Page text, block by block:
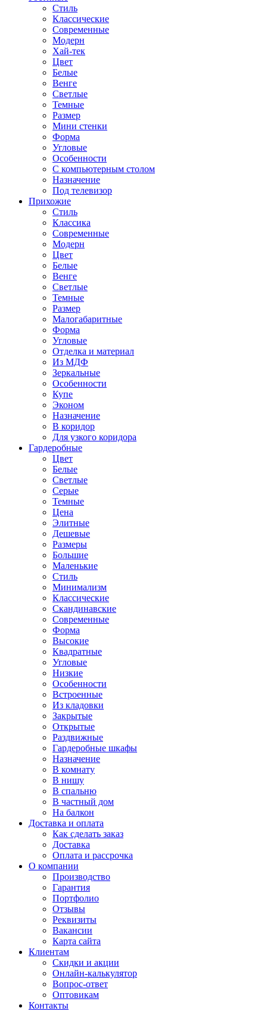
Стиль
Классические
Современные
Модерн
Хай-тек
Цвет
Белые
Венге
Светлые
Темные
Размер
Мини стенки
Форма
Угловые
Особенности
С компьютерным столом
Назначение
Под телевизор
Прихожие
Стиль
Классика
Современные
Модерн
Цвет
Белые
Венге
Светлые
Темные
Размер
Малогабаритные
Форма
Угловые
Отделка и материал
Из МДФ
Зеркальные
Особенности
Купе
Эконом
Назначение
В коридор
Для узкого коридора
Гардеробные
Цвет
Белые
Светлые
Серые
Темные
Цена
Элитные
Дешевые
Размеры
Большие
Маленькие
Стиль
Минимализм
Классические
Скандинавские
Современные
Форма
Высокие
Квадратные
Угловые
Низкие
Особенности
Встроенные
Из кладовки
Закрытые
Открытые
Раздвижные
Гардеробные шкафы
Назначение
В комнату
В нишу
В спальню
В частный дом
На балкон
Доставка и оплата
Как сделать заказ
Доставка
Оплата и рассрочка
О компании
Производство
Гарантия
Портфолио
Отзывы
Реквизиты
Вакансии
Карта сайта
Клиентам
Скидки и акции
Онлайн-калькулятор
Вопрос-ответ
Оптовикам
Контакты